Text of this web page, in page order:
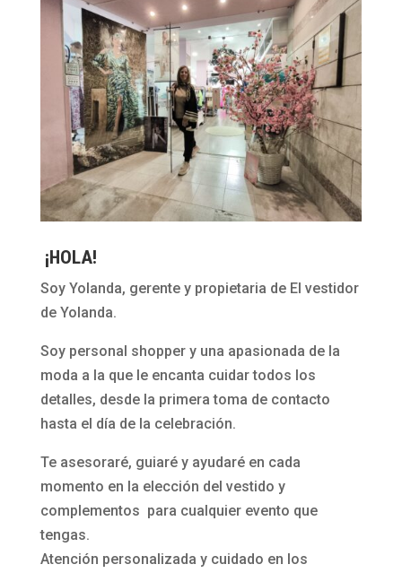
¡HOLA!
Soy Yolanda, gerente y propietaria de El vestidor
de Yolanda.
Soy personal shopper y una apasionada de la
moda a la que le encanta cuidar todos los
detalles, desde la primera toma de contacto
hasta el día de la celebración.
Te asesoraré, guiaré y ayudaré en cada
momento en la elección del vestido y
complementos para cualquier evento que
tengas.
Atención personalizada y cuidado en los